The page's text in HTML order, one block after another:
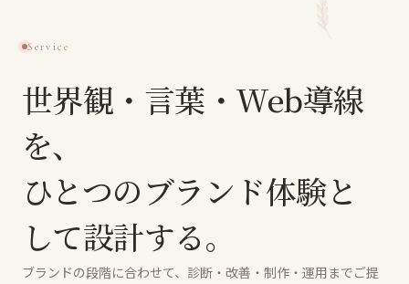
Service
世界観・言葉・Web導線
を、
ひとつのブランド体験と
して設計する。
ブランドの段階に合わせて、診断・改善・制作・運用までご提